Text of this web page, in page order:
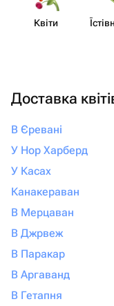
Квіти
Доставка
В Єревані
У Нор Харберд
У Касах
Канакераван
В Мерцаван
В Джрвеж
В Паракар
В Аргаванд
В Гетапня